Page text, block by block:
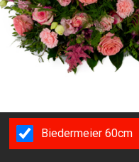
Biedermeier 60cm